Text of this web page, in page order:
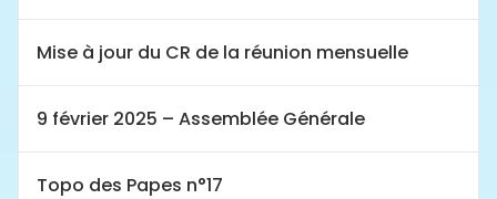
Mise à jour du CR de la réunion mensuelle
9 février 2025 – Assemblée Générale
Topo des Papes n°17